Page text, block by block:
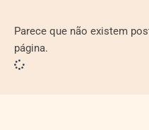
Parece que não existem
página.